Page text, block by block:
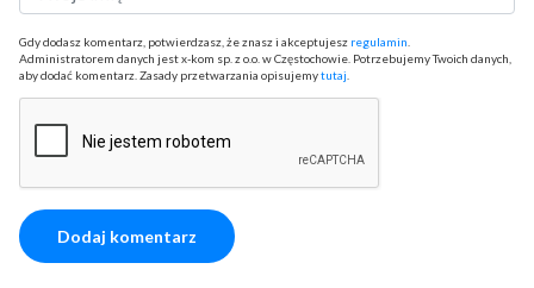
Gdy dodasz komentarz, potwierdzasz, że znasz i akceptujesz regulamin
Administratorem danych jest x-kom sp. z o.o. w Częstochowie. Potrzebujemy Twoich danych,
aby dodać komentarz. Zasady przetwarzania opisujemytutaj